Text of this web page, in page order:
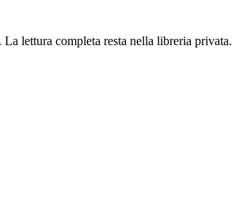
lettura completa resta nella libreria privata.